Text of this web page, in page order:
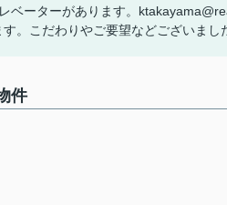
ベーターがあります。
。こだわりやご要望などございまし
件